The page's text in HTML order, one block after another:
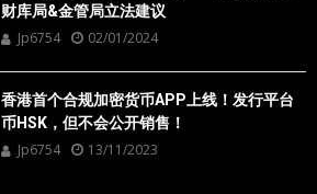
财库局&金管局立法建议
Jp6754 02/01/2024
香港首个合规加密货币APP上线！发行平台
币HSK，但不会公开销售！
Jp6754 13/11/2023